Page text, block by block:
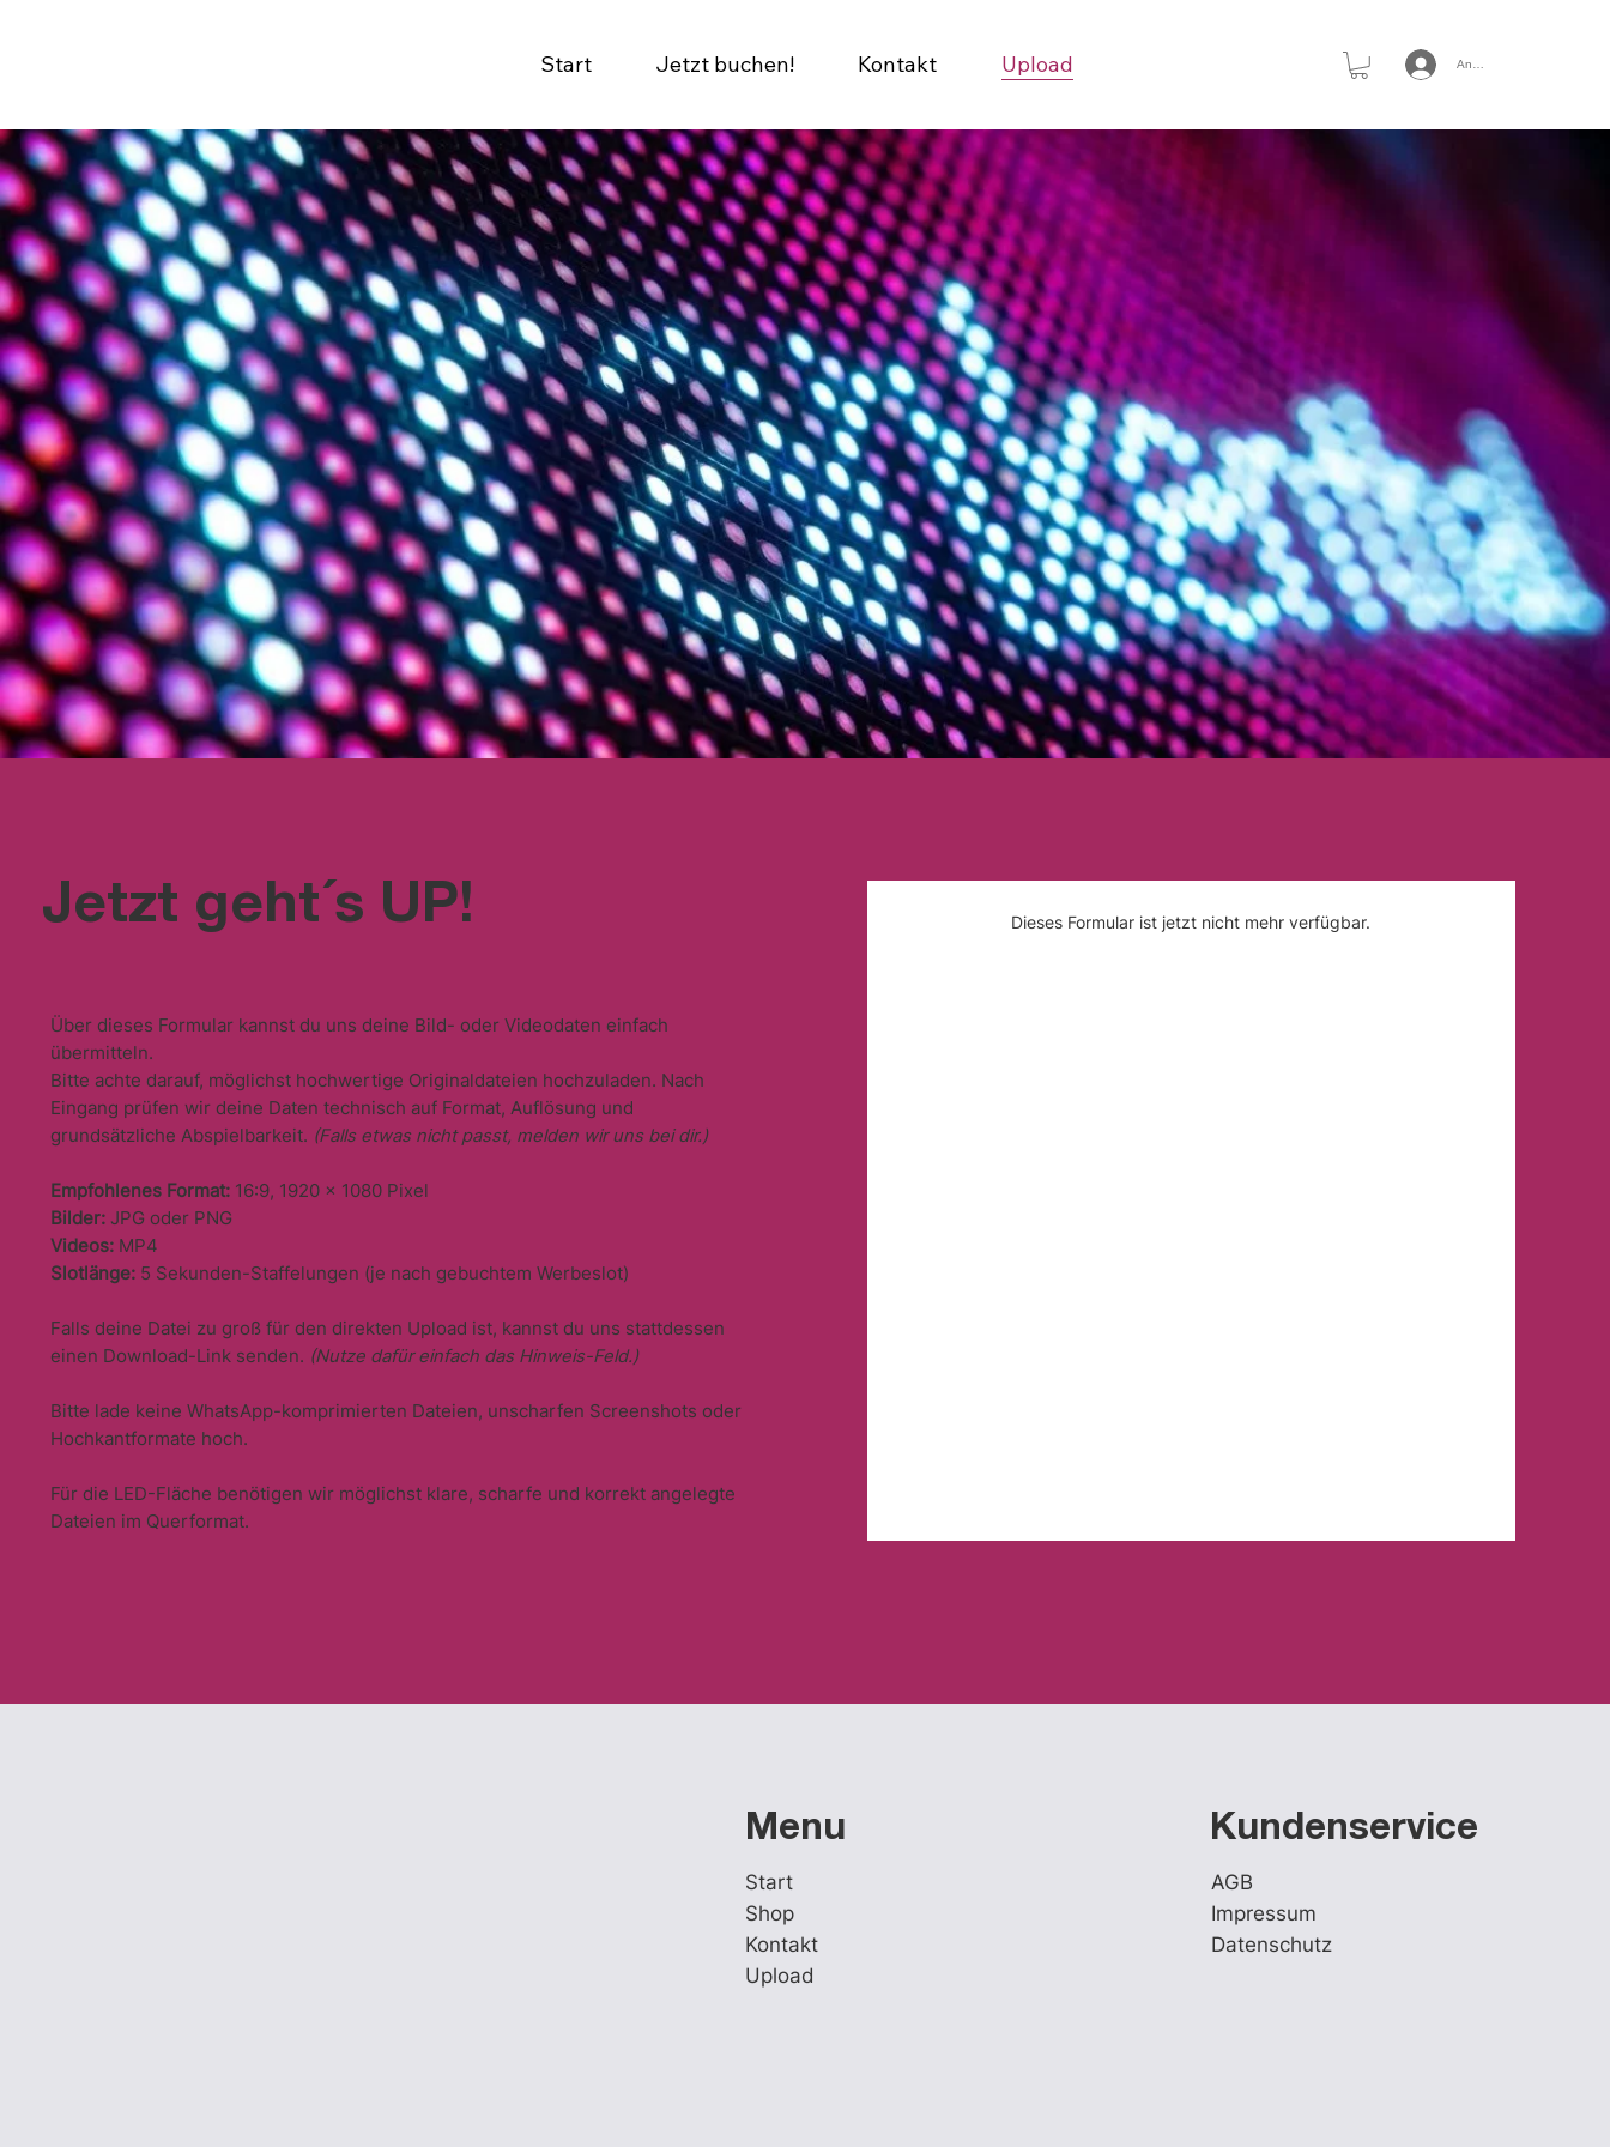
Start Jetzt buchen! Kontakt Upload Anmelden
Jetzt geht´s UP!
Über dieses Formular kannst du uns deine Bild- oder Videodaten einfach
übermitteln.
Bitte achte darauf, möglichst hochwertige Originaldateien hochzuladen. Nach
Eingang prüfen wir deine Daten technisch auf Format, Auflösung und
grundsätzliche Abspielbarkeit. (Falls etwas nicht passt, melden wir uns bei dir.)
Empfohlenes Format: 16:9, 1920 × 1080 Pixel
Bilder: JPG oder PNG
Videos: MP4
Slotlänge: 5 Sekunden-Staffelungen (je nach gebuchtem Werbeslot)
Falls deine Datei zu groß für den direkten Upload ist, kannst du uns stattdessen
einen Download-Link senden. (Nutze dafür einfach das Hinweis-Feld.)
Bitte lade keine WhatsApp-komprimierten Dateien, unscharfen Screenshots oder
Hochkantformate hoch.
Für die LED-Fläche benötigen wir möglichst klare, scharfe und korrekt angelegte
Dateien im Querformat.
Dieses Formular ist jetzt nicht mehr verfügbar.
Menu
Start
Shop
Kontakt
Upload
Kundenservice
AGB
Impressum
Datenschutz